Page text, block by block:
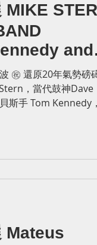
最新消息
貝斯師資
MIKE
and
㊗ 還原20年氣勢磅
，當代鼓神Dave
斯手 Tom Kennedy
Mateus